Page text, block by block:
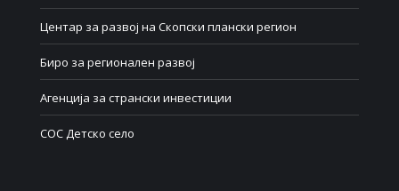
Центар за развој на Скопски плански регион
Биро за регионален развој
Агенција за странски инвестиции
СОС Детско село